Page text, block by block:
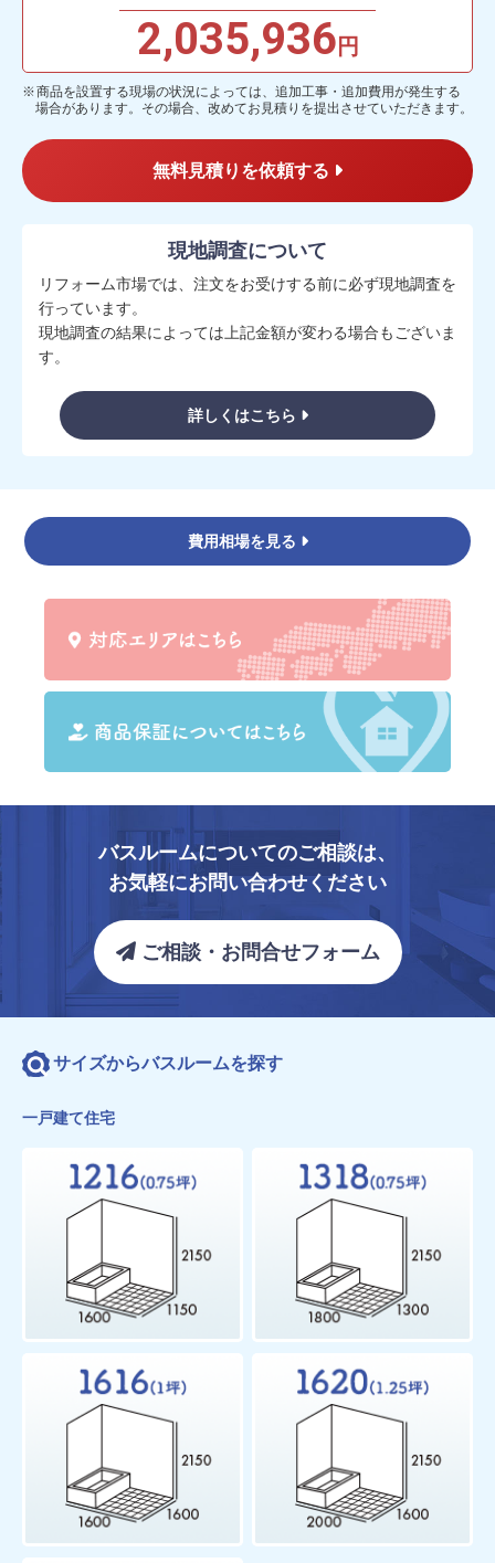
2,035,936 円
商品を設置する現場の状況によっては、追加工事・追加費用が発生する
場合があります。その場合、改めてお見積りを提出させていただきます。
無料見積りを依頼する
現地調査について
リフォーム市場では、注文をお受けする前に必ず現地調査を
行っています。
現地調査の結果によっては上記金額が変わる場合もございま
す。
詳しくはこちら
費用相場を見る
バスルームについてのご相談は、
お気軽にお問い合わせください
ご相談・お問合せフォーム
サイズからバスルームを探す
一戸建て住宅